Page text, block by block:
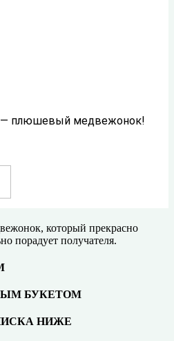
— плюшевый медвежонок!
который прекрасно
порадует получателя.
БУКЕТОМ
НИЖЕ